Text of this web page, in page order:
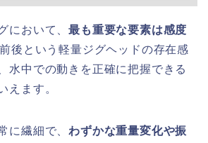
において、最も重要な要素は感度
後という軽量ジグヘッドの存在感
水中での動きを正確に把握できる
えます。
に繊細で、 わずかな重量変化や振